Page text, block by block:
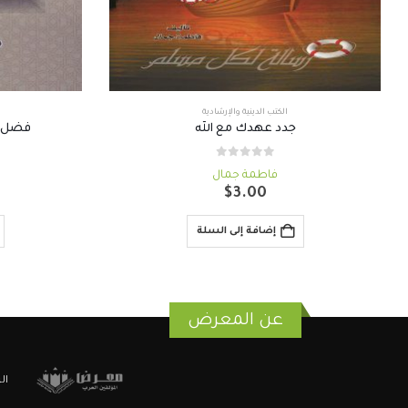
الكتب الدينية والإرشادية
جدد عهدك مع الله
فاطمة جمال
$3.00
إضافة إلى السلة
فضل
عن المعرض